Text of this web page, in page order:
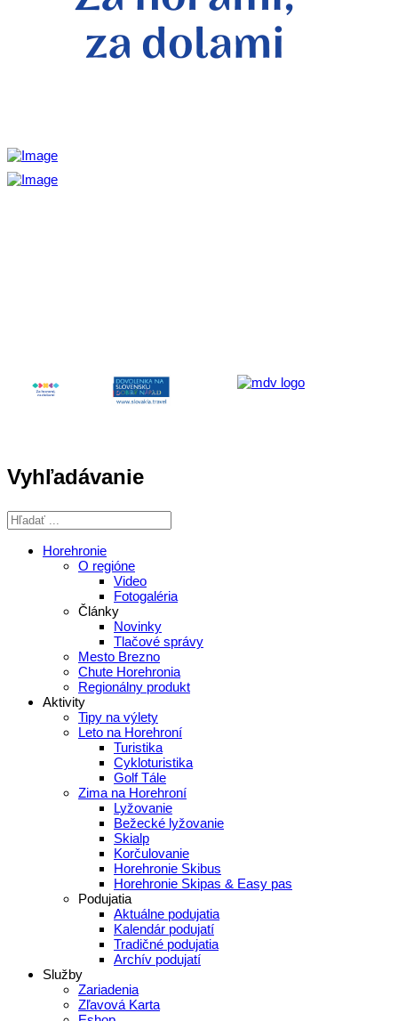
Vyhľadávanie
Horehronie
O regióne
Video
Fotogaléria
Články
Novinky
Tlačové správy
Mesto Brezno
Chute Horehronia
Regionálny produkt
Aktivity
Tipy na výlety
Leto na Horehroní
Turistika
Cykloturistika
Golf Tále
Zima na Horehroní
Lyžovanie
Bežecké lyžovanie
Skialp
Korčulovanie
Horehronie Skibus
Horehronie Skipas & Easy pas
Podujatia
Aktuálne podujatia
Kalendár podujatí
Tradičné podujatia
Archív podujatí
Služby
Zariadenia
Zľavová Karta